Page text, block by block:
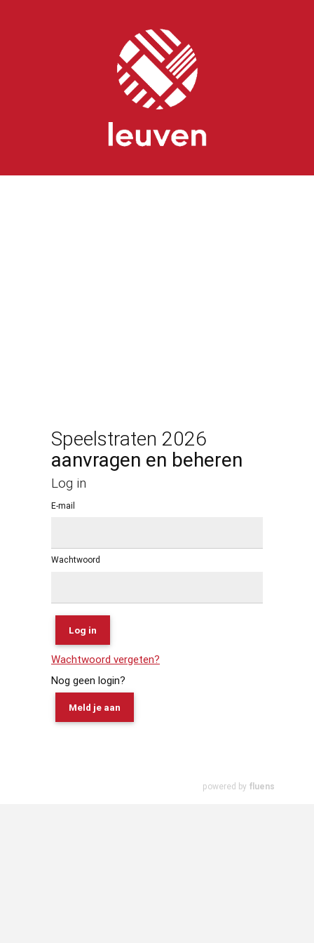
Speelstraten 2026
aanvragen en beheren
Log in
E-mail
Wachtwoord
Wachtwoord vergeten?
Nog geen login?
Meld je aan
powered by fluens